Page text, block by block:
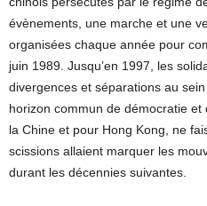
évènements, une marche et une
organisées chaque année pour
juin 1989. Jusqu’en 1997, les
divergences et séparations au sein
horizon commun de démocratie
la Chine et pour Hong Kong, ne
scissions allaient marquer les
durant les décennies suivantes.